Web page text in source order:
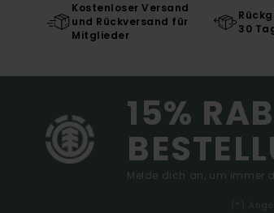
Kostenloser Versand
und Rückversand für
Mitglieder
30
15%
Melde dich an, um immer
(*)